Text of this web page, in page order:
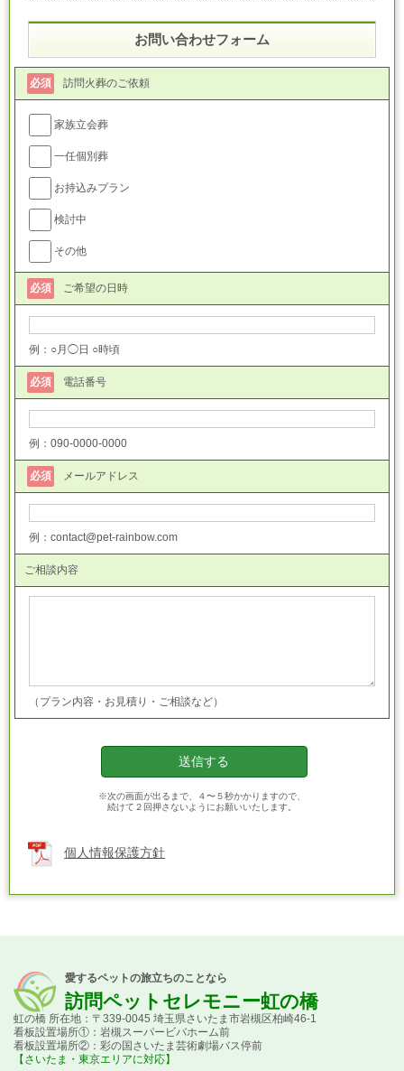
お問い合わせフォーム
訪問火葬のご依頼
必須
家族立会葬
一任個別葬
お持込みプラン
検討中
その他
ご希望の日時
必須
例：○月◯日 ○時頃
電話番号
必須
例：090-0000-0000
メールアドレス
必須
例：contact@pet-rainbow.com
ご相談内容
（プラン内容・お見積り・ご相談など）
※次の画面が出るまで、４〜５秒かかりますので、
続けて２回押さないようにお願いいたします。
個人情報保護方針
愛するペットの旅立ちのことなら
訪問ペットセレモニー虹の橋
虹の橋 所在地：〒339-0045 埼玉県さいたま市岩槻区柏崎46-1
看板設置場所①：岩槻スーパービバホーム前
看板設置場所②：彩の国さいたま芸術劇場バス停前
【さいたま・東京エリアに対応】